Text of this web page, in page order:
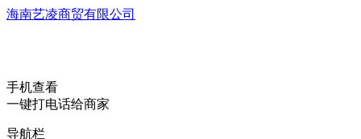
海南艺凌商贸有限公司
手机查看
一键打电话给商家
导航栏